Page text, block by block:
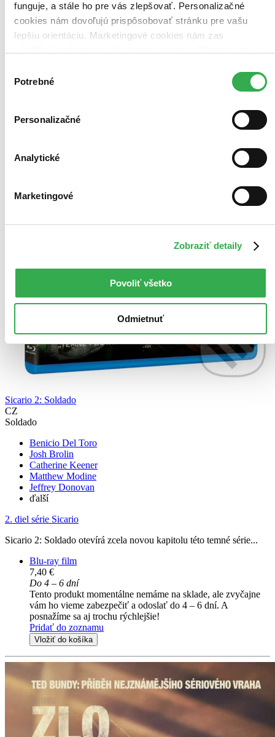
funguje, a stále ho pre vás zlepšovať. Personalizačné
cookies nám dovoľujú prispôsobovať stránku pre vašu
lepšiu orientáciu. Marketingové cookies nám zas
keby sme mohli používať všetky tieto cookies. Ďakujeme!
súhlasu
Potrebné
Personalizačné
Analytické
Marketingové
Zobraziť detaily
Povoliť všetko
Odmietnuť
Sicario 2: Soldado
CZ
Soldado
Benicio Del Toro
Josh Brolin
Catherine Keener
Matthew Modine
Jeffrey Donovan
ďalší
2. diel série Sicario
Sicario 2: Soldado otevírá zcela novou kapitolu této temné série...
Blu-ray film
7,40 €
Do 4 – 6 dní
Tento produkt momentálne nemáme na sklade, ale zvyčajne
vám ho vieme zabezpečiť a odoslať do 4 – 6 dní. A
posnažíme sa aj trochu rýchlejšie!
Pridať do zoznamu
Vložiť do košíka